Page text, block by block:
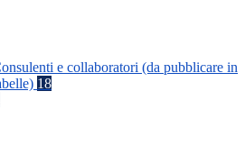
e collaboratori (da pubblicare in
18